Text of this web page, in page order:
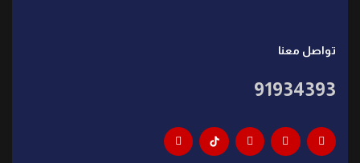
تواصل معنا
91934393